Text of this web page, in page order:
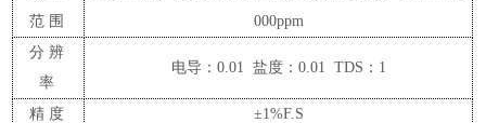
范围
000ppm
分辨
率
电导： 0.01 盐度：0.01 TDS：1
精度 ±1%F.S